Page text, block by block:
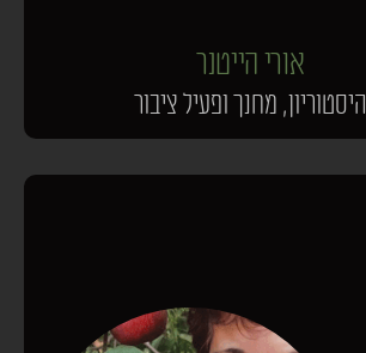
אורי הייטנר
היסטוריון, מחנך ופעיל ציבור